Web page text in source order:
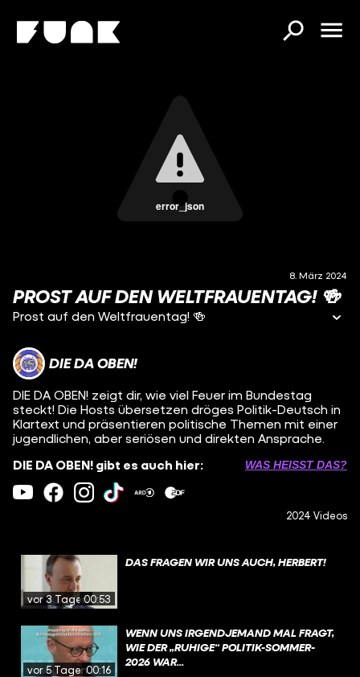
error_json
8. März 2024
PROST AUF DEN WELTFRAUENTAG! 🍻
Prost auf den Weltfrauentag! 🍻
DIE DA OBEN!
DIE DA OBEN! zeigt dir, wie viel Feuer im Bundestag
steckt! Die Hosts übersetzen dröges Politik-Deutsch in
Klartext und präsentieren politische Themen mit einer
jugendlichen, aber seriösen und direkten Ansprache.
DIE DA OBEN! gibt es auch hier:
WAS HEISST DAS?
2024 Videos
vor 3 Tagen00:53
DAS FRAGEN WIR UNS AUCH, HERBERT!
vor 5 Tagen00:16
WENN UNS IRGENDJEMAND MAL FRAGT,
WIE DER „RUHIGE“ POLITIK-SOMMER-
2026 WAR...